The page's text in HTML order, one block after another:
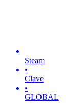
Steam
•
Clave
•
GLOBAL